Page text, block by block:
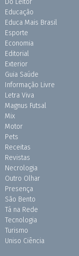
Educação
Educa Mais Brasil
Esporte
Economia
Editorial
Exterior
Guia Saúde
Informação Livre
Letra Viva
Magnus Futsal
Mix
Motor
Pets
Receitas
Revistas
Necrologia
Outro Olhar
Presença
São Bento
Tá na Rede
Tecnologia
Turismo
Uniso Ciência